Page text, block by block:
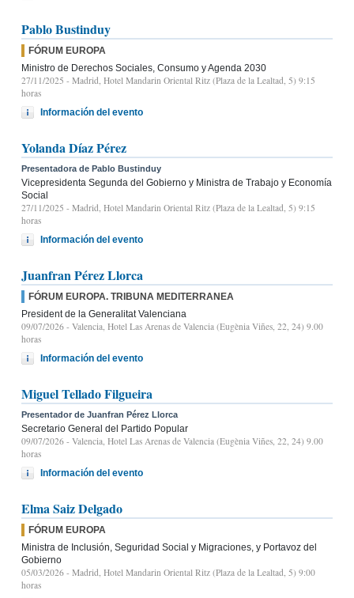
Pablo Bustinduy
FÓRUM EUROPA
Ministro de Derechos Sociales, Consumo y Agenda 2030
27/11/2025 - Madrid, Hotel Mandarin Oriental Ritz (Plaza de la Lealtad, 5) 9:15
horas
Información del evento
Yolanda Díaz Pérez
Presentadora de Pablo Bustinduy
Vicepresidenta Segunda del Gobierno y Ministra de Trabajo y Economía
Social
27/11/2025 - Madrid, Hotel Mandarin Oriental Ritz (Plaza de la Lealtad, 5) 9:15
horas
Información del evento
Juanfran Pérez Llorca
FÓRUM EUROPA. TRIBUNA MEDITERRANEA
President de la Generalitat Valenciana
09/07/2026 - Valencia, Hotel Las Arenas de Valencia (Eugènia Viñes, 22, 24) 9.00
horas
Información del evento
Miguel Tellado Filgueira
Presentador de Juanfran Pérez Llorca
Secretario General del Partido Popular
09/07/2026 - Valencia, Hotel Las Arenas de Valencia (Eugènia Viñes, 22, 24) 9.00
horas
Información del evento
Elma Saiz Delgado
FÓRUM EUROPA
Ministra de Inclusión, Seguridad Social y Migraciones, y Portavoz del
Gobierno
05/03/2026 - Madrid, Hotel Mandarin Oriental Ritz (Plaza de la Lealtad, 5) 9:00
horas